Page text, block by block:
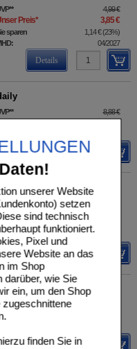
unserer Website
setzen
sind technisch
funktioniert.
Pixel und
Website an das
im Shop
darüber, wie Sie
ein, um den Shop
zugeschnittene
finden Sie in
** 4,99 €
Preis* 3,85 €
sparen 1,14 € (23%)
04/2027
Details
** 8,88 €
Preis* 8,18 €
Details
**
Preis*
sparen 0,30 €
Details
**
Preis
Details